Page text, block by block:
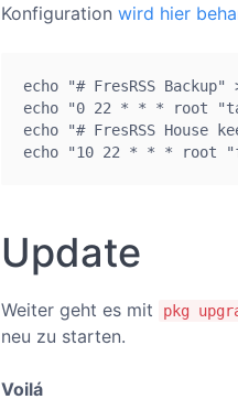
Konfiguration wird hier
echo "# FresRSS
echo "0 22 * * * root "tar
echo "# FresRSS House
echo "10 22 * * * root
Update
Weiter geht es mit pkg
neu zu starten.
Voilá